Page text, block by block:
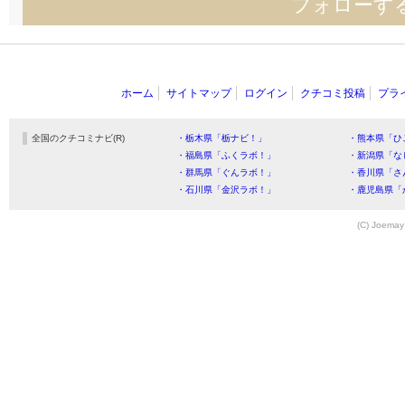
フォローす
ホーム サイトマップ ログイン クチコミ投稿 プラ
全国のクチコミナビ(R) ・栃木県「栃ナビ！」
・熊本県「
・福島県「ふくラボ！」
・新潟県「
・群馬県「ぐんラボ！」
・香川県「
・石川県「金沢ラボ！」
・鹿児島県
(C)